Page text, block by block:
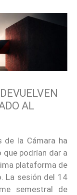
AL
de la Cámara ha
podrían dar a
plataforma de
La sesión del 14
semestral de